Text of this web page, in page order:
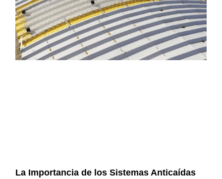
La Importancia de los Sistemas Anticaídas